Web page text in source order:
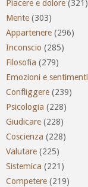
Piacere e dolore (321)
Mente (303)
Appartenere (296)
Inconscio (285)
Filosofia (279)
Emozioni e sentimenti
Confliggere (239)
Psicologia (228)
Giudicare (228)
Coscienza (228)
Valutare (225)
Sistemica (221)
Competere (219)